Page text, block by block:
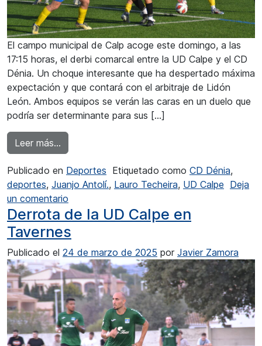
El campo municipal de Calp acoge este domingo, a las
17:15 horas, el derbi comarcal entre la UD Calpe y el CD
Dénia. Un choque interesante que ha despertado máxima
expectación y que contará con el arbitraje de Lidón
León. Ambos equipos se verán las caras en un duelo que
podría ser determinante para sus […]
Leer más…
Publicado en Deportes Etiquetado como CD Dénia,
deportes, Juanjo Antolí., Lauro Techeira, UD Calpe Deja
un comentario
Derrota de la UD Calpe en
Tavernes
Publicado el 24 de marzo de 2025 por Javier Zamora